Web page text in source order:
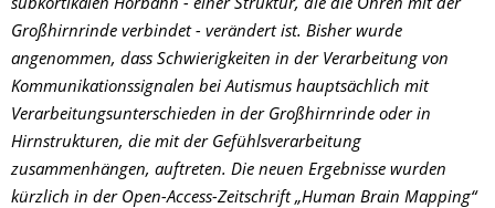
subkortikalen Hörbahn - einer Struktur, die die Ohren mit der
Großhirnrinde verbindet - verändert ist. Bisher wurde
angenommen, dass Schwierigkeiten in der Verarbeitung von
Kommunikationssignalen bei Autismus hauptsächlich mit
Verarbeitungsunterschieden in der Großhirnrinde oder in
Hirnstrukturen, die mit der Gefühlsverarbeitung
zusammenhängen, auftreten. Die neuen Ergebnisse wurden
kürzlich in der Open-Access-Zeitschrift „Human Brain Mapping“